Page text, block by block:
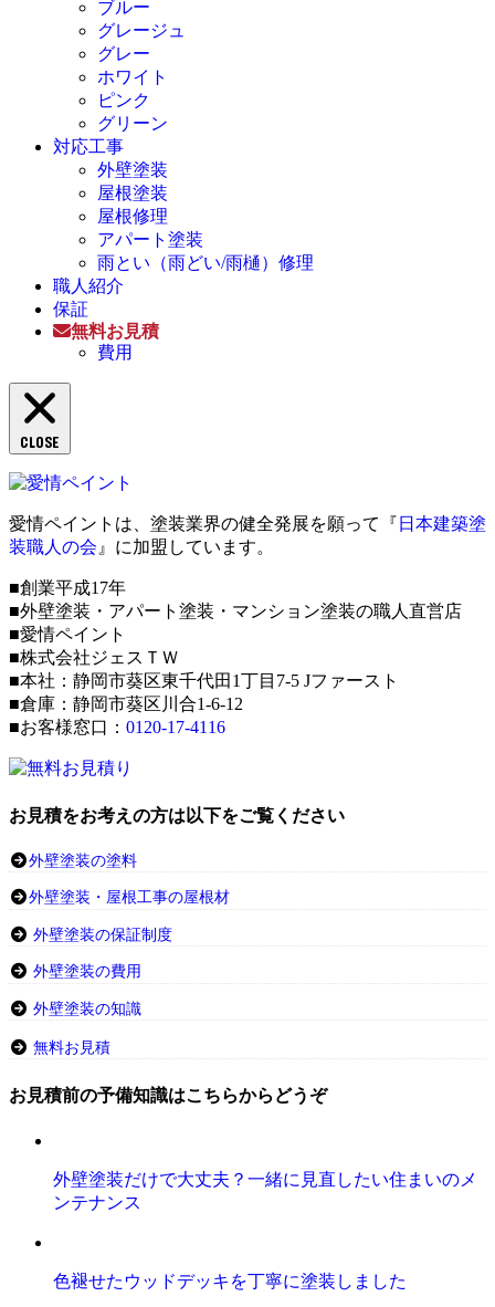
ブルー
グレージュ
グレー
ホワイト
ピンク
グリーン
対応工事
外壁塗装
屋根塗装
屋根修理
アパート塗装
雨とい（雨どい/雨樋）修理
職人紹介
保証
無料お見積
費用
CLOSE
愛情ペイントは、塗装業界の健全発展を願って『 日本建築塗
装職人の会 』に加盟しています。
■創業平成17年
■外壁塗装・アパート塗装・マンション塗装の職人直営店
■愛情ペイント
■株式会社ジェスＴＷ
■本社：静岡市葵区東千代田1丁目7-5 Jファースト
■倉庫：静岡市葵区川合1-6-12
■お客様窓口： 0120-17-4116
お見積をお考えの方は以下をご覧ください
外壁塗装の塗料
外壁塗装・屋根工事の屋根材
外壁塗装の保証制度
外壁塗装の費用
外壁塗装の知識
無料お見積
お見積前の予備知識はこちらからどうぞ
外壁塗装だけで大丈夫？一緒に見直したい住まいのメ
ンテナンス
色褪せたウッドデッキを丁寧に塗装しました